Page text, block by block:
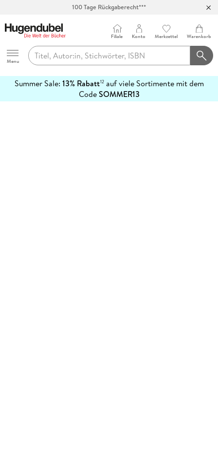
100 Tage Rückgaberecht***
Hugendubel
Menu
Filiale Konto Merkzettel Warenkorb
Summer Sale: 13% Rabatt12auf viele Sortimente mit dem
CodeSOMMER13
erfahren